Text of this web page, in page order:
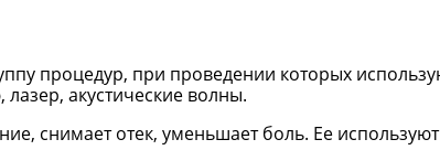
процедур, при проведении которых
акустические волны.
снимает отек, уменьшает боль. Ее